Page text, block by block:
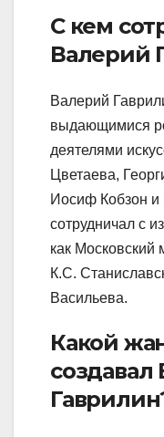
С кем
Валерий
Валерий
выдающимися
деятелями
Цветаева,
Иосиф Кобзон и
сотрудничал с
как Московский
К.С.
Васильева.
Какой